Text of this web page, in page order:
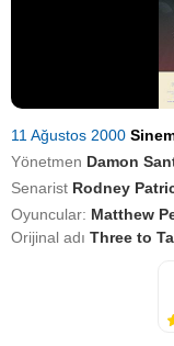
11 Ağustos 2000
Yönetmen Damon
Senarist Rodney
Oyuncular: Matthew
Orijinal adı Three to